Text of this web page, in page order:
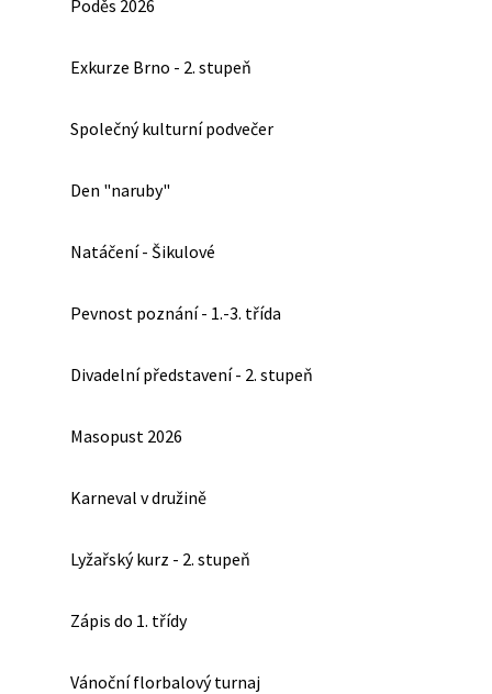
Poděs 2026
Exkurze Brno - 2. stupeň
Společný kulturní podvečer
Den "naruby"
Natáčení - Šikulové
Pevnost poznání - 1.-3. třída
Divadelní představení - 2. stupeň
Masopust 2026
Karneval v družině
Lyžařský kurz - 2. stupeň
Zápis do 1. třídy
Vánoční florbalový turnaj